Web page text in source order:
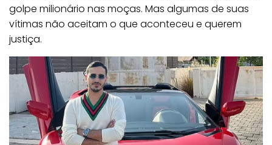
golpe milionário nas moças. Mas algumas de suas
vítimas não aceitam o que aconteceu e querem
justiça.